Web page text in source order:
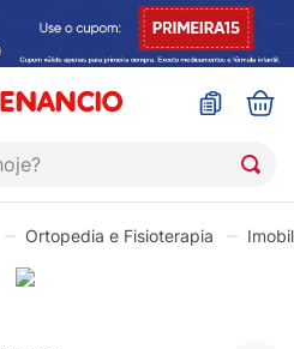
Ortopedia e Fisioterapia